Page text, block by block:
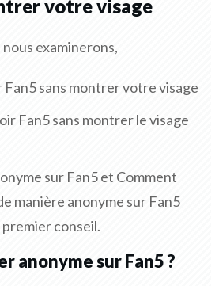
votre visage
examinerons,
sans montrer votre visage
Fan5 sans montrer le visage
sur Fan5 et Comment
manière anonyme sur Fan5
premier conseil.
anonyme sur Fan5 ?